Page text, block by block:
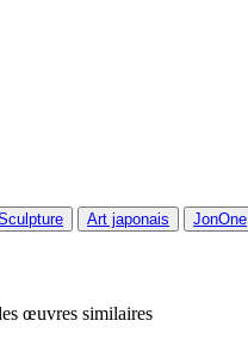
Art japonais JonOne
œuvres similaires